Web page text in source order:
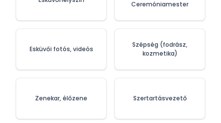
Esküvői fotós, videós
Zenekar, élőzene
Ceremóniamester
Szépség (fodrász,
kozmetika)
Szertartásvezető